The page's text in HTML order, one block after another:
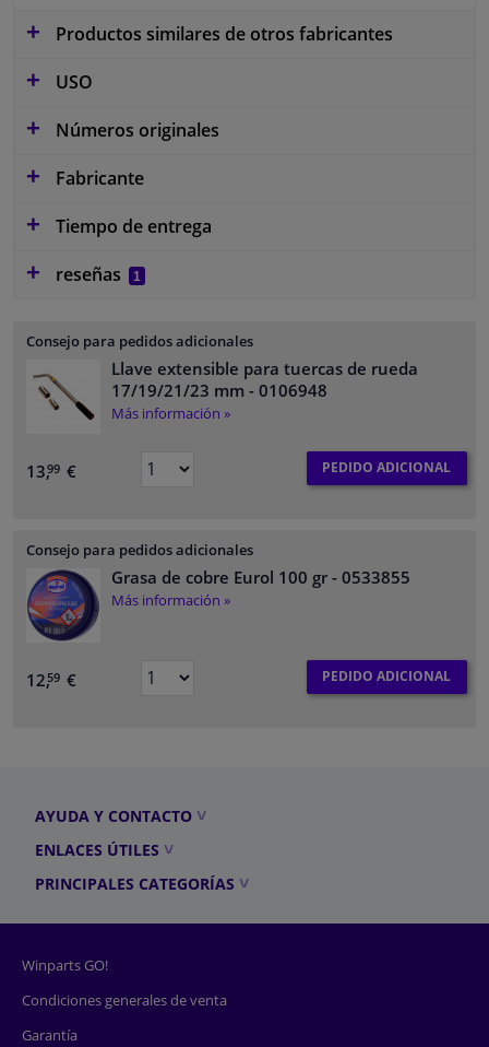
Productos similares de otros fabricantes
USO
Números originales
Fabricante
Tiempo de entrega
reseñas
1
Consejo para pedidos adicionales
Llave extensible para tuercas de rueda
17/19/21/23 mm - 0106948
Más información »
13,99 € PEDIDO ADICIONAL
Consejo para pedidos adicionales
Grasa de cobre Eurol 100 gr - 0533855
Más información »
12,59 € PEDIDO ADICIONAL
AYUDA Y CONTACTO
ENLACES ÚTILES
PRINCIPALES CATEGORÍAS
Winparts GO!
Condiciones generales de venta
Garantía